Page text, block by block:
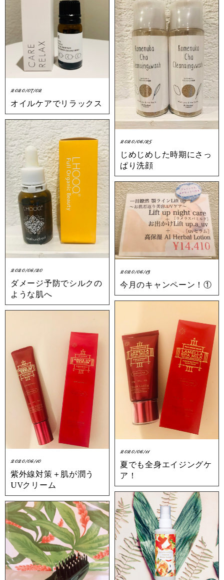
2020/07/02
オイルケアでリラックス
2020/06/25
じめじめした時期にさっ
ぱり洗顔
2020/06/20
ダメージ予防でシルクの
ような肌へ
2020/06/13
今月のキャンペーン！①
2020/06/11
夏でも全身エイジングケ
ア！
2020/06/10
紫外線対策＋肌が潤う
UVクリーム